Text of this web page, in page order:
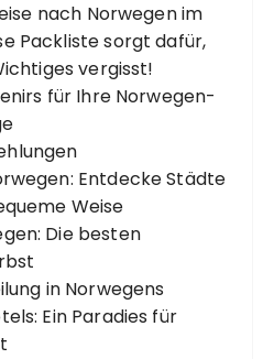
nach Norwegen im
Packliste sorgt dafür,
vergisst!
für Ihre Norwegen-
Entdecke Städte
Weise
Die besten
in Norwegens
Ein Paradies für